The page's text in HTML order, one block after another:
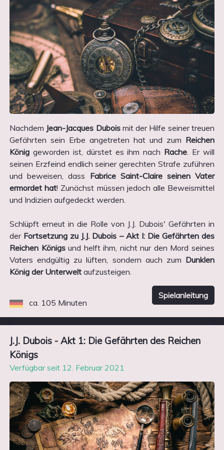
Nachdem Jean-Jacques Duboismit der Hilfe seiner treuen
Gefährten sein Erbe angetreten hat und zum Reichen
König geworden ist, dürstet es ihm nach Rache . Er will
seinen Erzfeind endlich seiner gerechten Strafe zuführen
und beweisen, dass Fabrice Saint-Claire seinen Vater
ermordet hat! Zunächst müssen jedoch alle Beweismittel
und Indizien aufgedeckt werden.
Schlüpft erneut in die Rolle von J.J. Dubois' Gefährten in
der Fortsetzung zu J.J. Dubois – Akt I: Die Gefährten des
Reichen Königsund helft ihm, nicht nur den Mord seines
Vaters endgültig zu lüften, sondern auch zum Dunklen
König der Unterwelt aufzusteigen.
ca. 105 Minuten
Spielanleitung
J.J. Dubois - Akt 1: Die Gefährten des Reichen
Königs
Verfügbar seit 12. Februar 2021